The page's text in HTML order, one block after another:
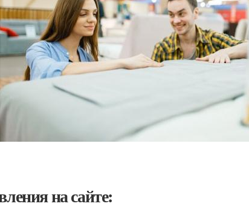
на сайте: